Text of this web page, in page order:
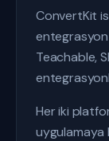
ConvertKit
entegrasyon
Teachable,
Her iki
uygulamaya